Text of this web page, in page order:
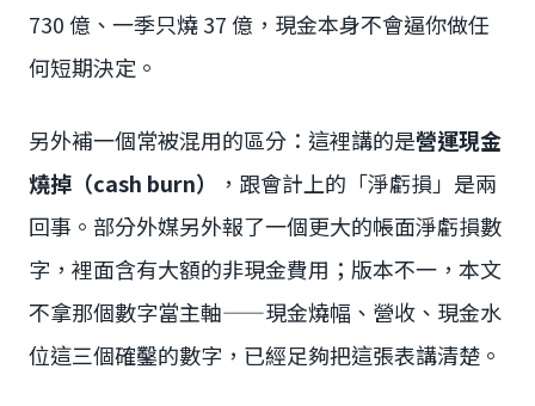
730 億、一季只燒 37 億，現金本身不會逼你做任
何短期決定。
另外補一個常被混用的區分：這裡講的是營運現金
燒掉（cash burn）
，跟會計上的「淨虧損」是兩
回事。部分外媒另外報了一個更大的帳面淨虧損數
字，裡面含有大額的非現金費用；版本不一，本文
不拿那個數字當主軸——現金燒幅、營收、現金水
位這三個確鑿的數字，已經足夠把這張表講清楚。